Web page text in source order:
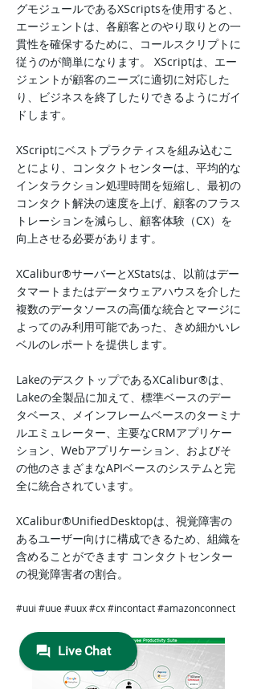
グモジュールであるXScriptsを使用すると、
エージェントは、各顧客とのやり取りとの一
貫性を確保するために、コールスクリプトに
従うのが簡単になります。 XScriptは、エー
ジェントが顧客のニーズに適切に対応した
り、ビジネスを終了したりできるようにガイ
ドします。
XScriptにベストプラクティスを組み込むこ
とにより、コンタクトセンターは、平均的な
インタラクション処理時間を短縮し、最初の
コンタクト解決の速度を上げ、顧客のフラス
トレーションを減らし、顧客体験（CX）を
向上させる必要があります。
XCalibur®サーバーとXStatsは、以前はデー
タマートまたはデータウェアハウスを介した
複数のデータソースの高価な統合とマージに
よってのみ利用可能であった、きめ細かいレ
ベルのレポートを提供します。
LakeのデスクトップであるXCalibur®は、
Lakeの全製品に加えて、標準ベースのデー
タベース、メインフレームベースのターミナ
ルエミュレーター、主要なCRMアプリケー
ション、Webアプリケーション、およびそ
の他のさまざまなAPIベースのシステムと完
全に統合されています。
XCalibur®UnifiedDesktopは、視覚障害の
あるユーザー向けに構成できるため、組織を
含めることができます コンタクトセンター
の視覚障害者の割合。
#uui #uue #uux #cx #incontact #amazonconnect